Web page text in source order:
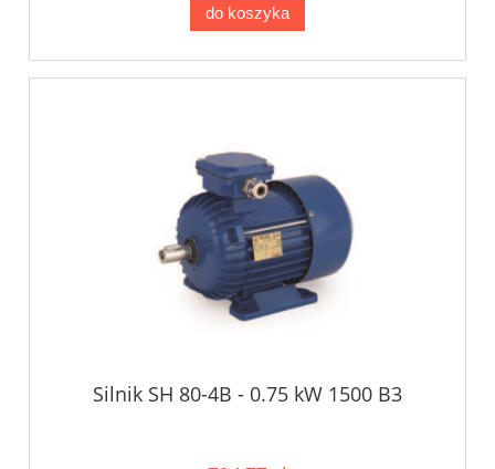
do koszyka
Silnik SH 80-4B - 0.75 kW 1500 B3